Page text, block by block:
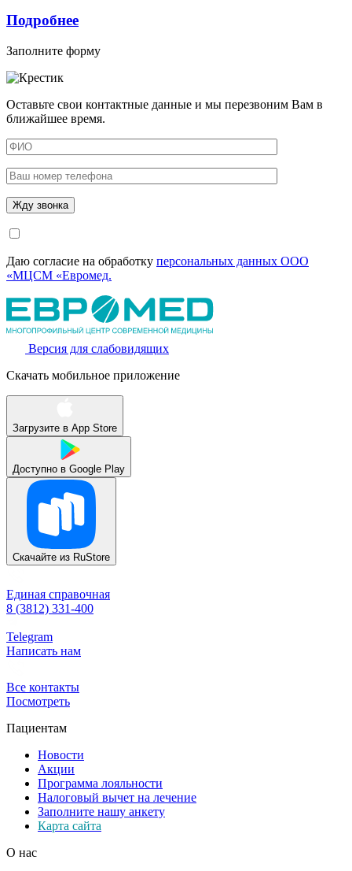
Подробнее
Заполните форму
Оставьте свои контактные данные и мы перезвоним Вам в
ближайшее время.
Даю согласие на обработку персональных данных ООО
«МЦСМ «Евромед.
Версия для слабовидящих
Скачать мобильное приложение
Загрузите в App Store
Доступно в Google Play
Скачайте из RuStore
Единая справочная
8 (3812) 331-400
Telegram
Написать нам
Все контакты
Посмотреть
Пациентам
Новости
Акции
Программа лояльности
Налоговый вычет на лечение
Заполните нашу анкету
Карта сайта
О нас